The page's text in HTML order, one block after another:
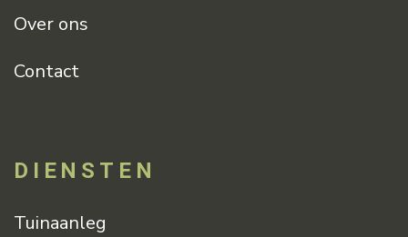
Over ons
Contact
DIENSTEN
Tuinaanleg